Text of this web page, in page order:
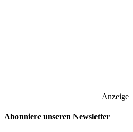
Anzeige
Abonniere unseren Newsletter